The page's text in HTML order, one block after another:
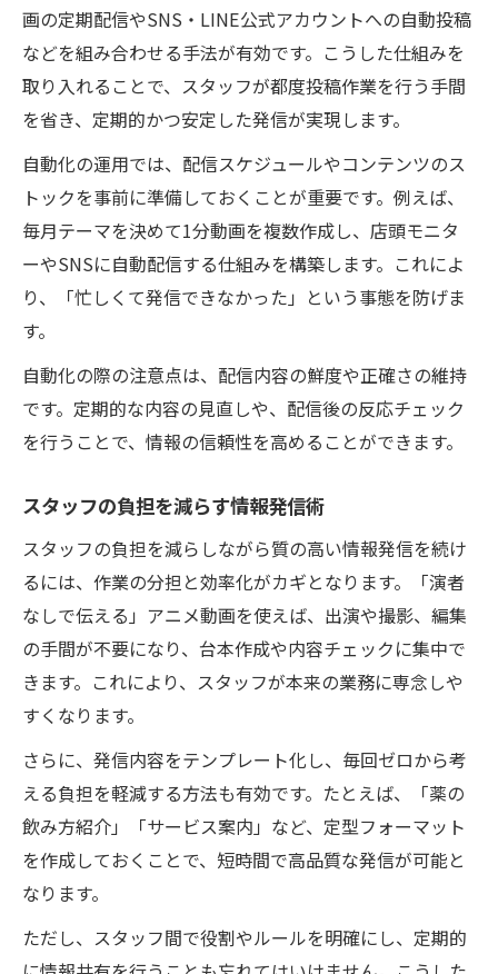
画の定期配信やSNS・LINE公式アカウントへの自動投稿
などを組み合わせる手法が有効です。こうした仕組みを
取り入れることで、スタッフが都度投稿作業を行う手間
を省き、定期的かつ安定した発信が実現します。
自動化の運用では、配信スケジュールやコンテンツのス
トックを事前に準備しておくことが重要です。例えば、
毎月テーマを決めて1分動画を複数作成し、店頭モニタ
ーやSNSに自動配信する仕組みを構築します。これによ
り、「忙しくて発信できなかった」という事態を防げま
す。
自動化の際の注意点は、配信内容の鮮度や正確さの維持
です。定期的な内容の見直しや、配信後の反応チェック
を行うことで、情報の信頼性を高めることができます。
スタッフの負担を減らす情報発信術
スタッフの負担を減らしながら質の高い情報発信を続け
るには、作業の分担と効率化がカギとなります。「演者
なしで伝える」アニメ動画を使えば、出演や撮影、編集
の手間が不要になり、台本作成や内容チェックに集中で
きます。これにより、スタッフが本来の業務に専念しや
すくなります。
さらに、発信内容をテンプレート化し、毎回ゼロから考
える負担を軽減する方法も有効です。たとえば、「薬の
飲み方紹介」「サービス案内」など、定型フォーマット
を作成しておくことで、短時間で高品質な発信が可能と
なります。
ただし、スタッフ間で役割やルールを明確にし、定期的